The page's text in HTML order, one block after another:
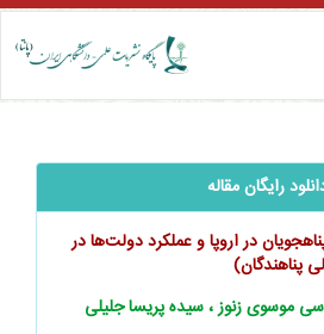
رایگان مقاله
در اروپا و عملکرد دولت‌ها در
پناهندگان)
موسوی زنوز ، سیده پریسا جلیلی